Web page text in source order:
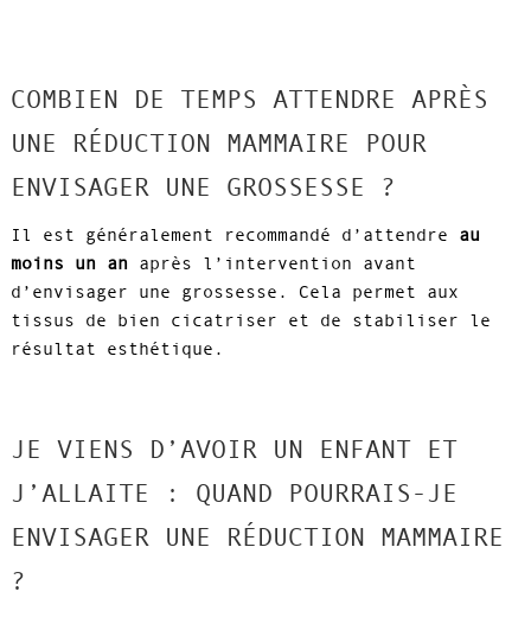
COMBIEN DE TEMPS ATTENDRE APRÈS
UNE RÉDUCTION MAMMAIRE POUR
ENVISAGER UNE GROSSESSE ?
Il est généralement recommandé d’attendre au
moins un an après l’intervention avant
d’envisager une grossesse. Cela permet aux
tissus de bien cicatriser et de stabiliser le
résultat esthétique.
JE VIENS D’AVOIR UN ENFANT ET
J’ALLAITE : QUAND POURRAIS-JE
ENVISAGER UNE RÉDUCTION MAMMAIRE
?